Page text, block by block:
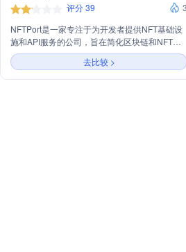
评分 39
3
NFTPort是一家专注于为开发者提供NFT基础设
施和API服务的公司，旨在简化区块链和NFT应
用的开发流程，降低成本并加快产品上市速度。
公司提供一键式API调用服务，支持大规模可靠
的NFT铸造，并管理NFT生命周期，包括跟踪、
去比较 >